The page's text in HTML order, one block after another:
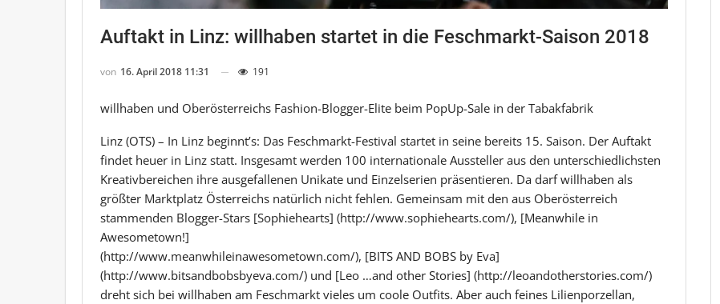
Auftakt in Linz: willhaben startet in die Feschmarkt-Saison 2018
von 16. April 2018 11:31 191
willhaben und Oberösterreichs Fashion-Blogger-Elite beim PopUp-Sale in der Tabakfabrik
Linz (OTS) – In Linz beginnt’s: Das Feschmarkt-Festival startet in seine bereits 15. Saison. Der Auftakt
findet heuer in Linz statt. Insgesamt werden 100 internationale Aussteller aus den unterschiedlichsten
Kreativbereichen ihre ausgefallenen Unikate und Einzelserien präsentieren. Da darf willhaben als
größter Marktplatz Österreichs natürlich nicht fehlen. Gemeinsam mit den aus Oberösterreich
stammenden Blogger-Stars [Sophiehearts] (http://www.sophiehearts.com/), [Meanwhile in
Awesometown!]
(http://www.meanwhileinawesometown.com/), [BITS AND BOBS by Eva]
(http://www.bitsandbobsbyeva.com/) und [Leo …and other Stories] (http://leoandotherstories.com/)
dreht sich bei willhaben am Feschmarkt vieles um coole Outfits. Aber auch feines Lilienporzellan,